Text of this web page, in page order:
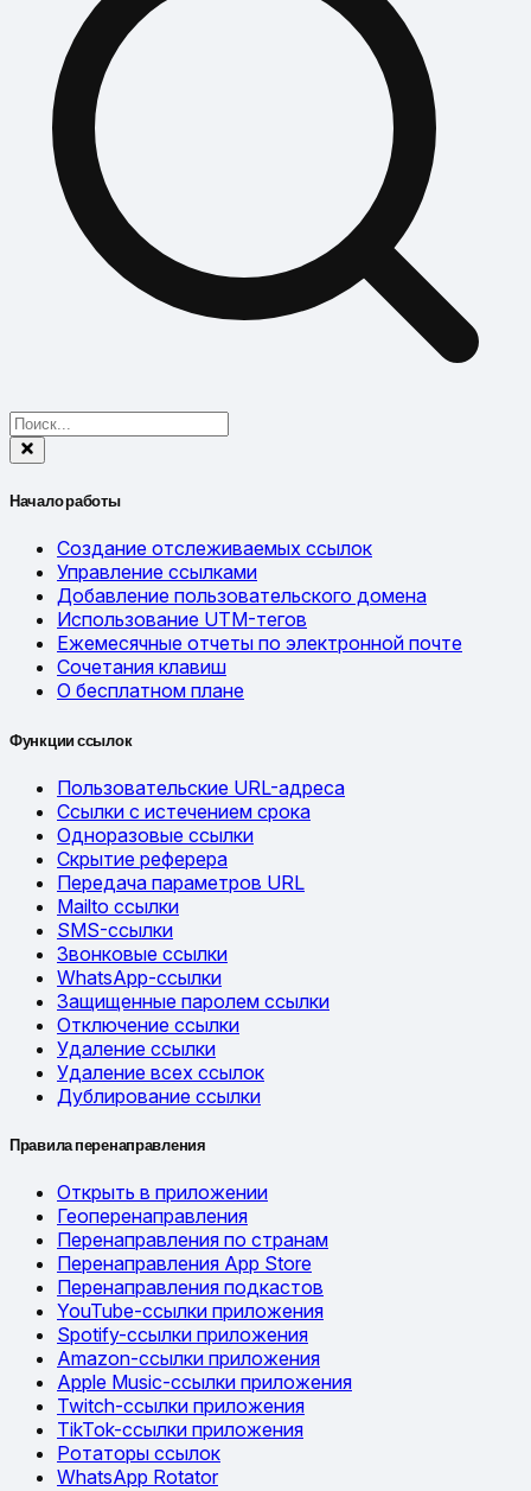
Начало работы
Создание отслеживаемых ссылок
Управление ссылками
Добавление пользовательского домена
Использование UTM-тегов
Ежемесячные отчеты по электронной почте
Сочетания клавиш
О бесплатном плане
Функции ссылок
Пользовательские URL-адреса
Ссылки с истечением срока
Одноразовые ссылки
Скрытие реферера
Передача параметров URL
Mailto ссылки
SMS-ссылки
Звонковые ссылки
WhatsApp-ссылки
Защищенные паролем ссылки
Отключение ссылки
Удаление ссылки
Удаление всех ссылок
Дублирование ссылки
Правила перенаправления
Открыть в приложении
Геоперенаправления
Перенаправления по странам
Перенаправления App Store
Перенаправления подкастов
YouTube-ссылки приложения
Spotify-ссылки приложения
Amazon-ссылки приложения
Apple Music-ссылки приложения
Twitch-ссылки приложения
TikTok-ссылки приложения
Ротаторы ссылок
WhatsApp Rotator